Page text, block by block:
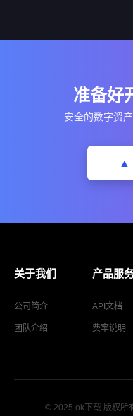
准备好
安全的数字资
▲
关于我们
公司简介
团队介绍
产品服
API文档
费率说明
© 2025 ok下载 版权所